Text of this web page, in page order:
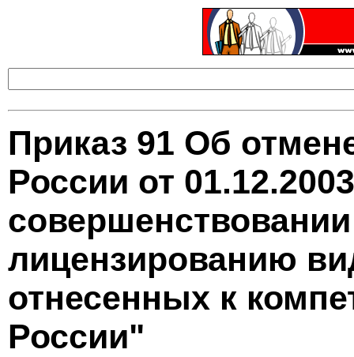
Приказ 91 Об
России от
лицензированию
отнесенных к
России"